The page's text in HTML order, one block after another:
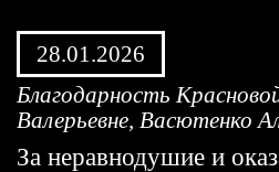
28.01.2026
Благодарность
Валерьевне, Васютенко
За неравнодушие и